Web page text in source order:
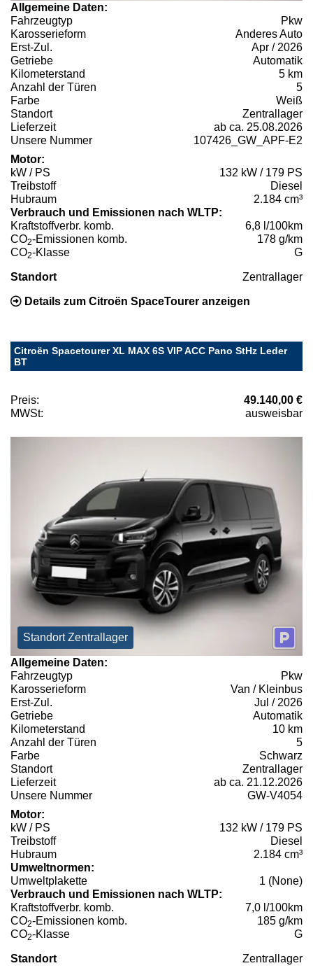
Allgemeine Daten:
Fahrzeugtyp
Pkw
Karosserieform
Anderes Auto
Erst-Zul.
Apr / 2026
Getriebe
Automatik
Kilometerstand
5 km
Anzahl der Türen
5
Farbe
Weiß
Standort
Zentrallager
Lieferzeit
ab ca. 25.08.2026
Unsere Nummer
107426_GW_APF-E2
Motor:
kW / PS
132 kW / 179 PS
Treibstoff
Diesel
Hubraum
2.184 cm³
Verbrauch und Emissionen nach WLTP:
Kraftstoffverbr. komb.
6,8 l/100km
CO2-Emissionen komb.
178 g/km
CO2-Klasse G
Standort Zentrallager
Details zum Citroën SpaceTourer anzeigen
Citroën Spacetourer XL MAX 6S VIP ACC Pano StHz Leder
BT
Preis:
49.140,00 €
MWSt:
ausweisbar
Standort Zentrallager
Allgemeine Daten:
Fahrzeugtyp
Pkw
Karosserieform
Van / Kleinbus
Erst-Zul.
Jul / 2026
Getriebe
Automatik
Kilometerstand
10 km
Anzahl der Türen
5
Farbe
Schwarz
Standort
Zentrallager
Lieferzeit
ab ca. 21.12.2026
Unsere Nummer
GW-V4054
Motor:
kW / PS
132 kW / 179 PS
Treibstoff
Diesel
Hubraum
2.184 cm³
Umweltnormen:
Umweltplakette
1 (None)
Verbrauch und Emissionen nach WLTP:
Kraftstoffverbr. komb.
7,0 l/100km
CO2-Emissionen komb.
185 g/km
CO2-Klasse G
Standort Zentrallager